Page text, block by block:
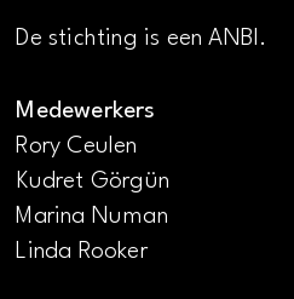
De stichting is een ANBI.
Medewerkers
Rory Ceulen
Kudret Görgün
Marina Numan
Linda Rooker